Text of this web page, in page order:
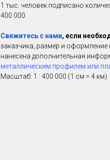
1 тыс. человек подписано
400 000.
Свяжитесь с нами, если
заказчика, размер и
нанесена дополнительная
металлическим профилем или
Масштаб: 1 : 400 000 (1 см = 4 км)